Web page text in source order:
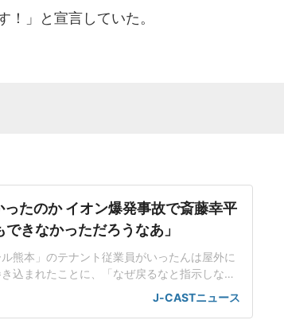
」と宣言していた。
たのか イオン爆発事故で斎藤幸平
きなかっただろうなあ」
熊本」のテナント従業員がいったんは屋外に
込まれたことに、「なぜ戻るなと指示しなか
れているが、「ボクもできなかっただろうな
授の斎藤幸平さんだ。「結果からしたら、あ
J-CASTニュース